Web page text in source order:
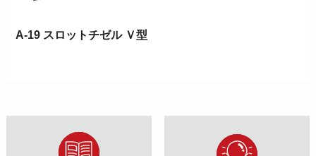
A-19 スロットチゼル Ｖ型